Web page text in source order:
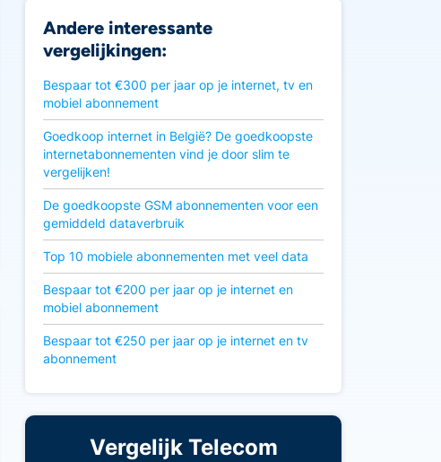
Andere interessante
vergelijkingen:
Bespaar tot €300 per jaar op je internet, tv en
mobiel abonnement
Goedkoop internet in België? De goedkoopste
internetabonnementen vind je door slim te
vergelijken!
De goedkoopste GSM abonnementen voor een
gemiddeld dataverbruik
Top 10 mobiele abonnementen met veel data
Bespaar tot €200 per jaar op je internet en
mobiel abonnement
Bespaar tot €250 per jaar op je internet en tv
abonnement
Vergelijk Telecom